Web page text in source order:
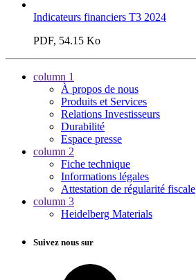
Indicateurs financiers T3 2024
PDF, 54.15 Ko
column 1
À propos de nous
Produits et Services
Relations Investisseurs
Durabilité
Espace presse
column 2
Fiche technique
Informations légales
Attestation de régularité fiscale
column 3
Heidelberg Materials
Suivez nous sur